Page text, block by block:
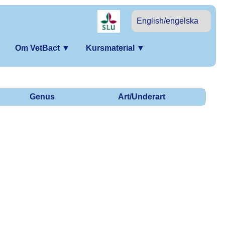
English/engelska
Om VetBact ▼ Kursmaterial ▼
Genus Art/Underart